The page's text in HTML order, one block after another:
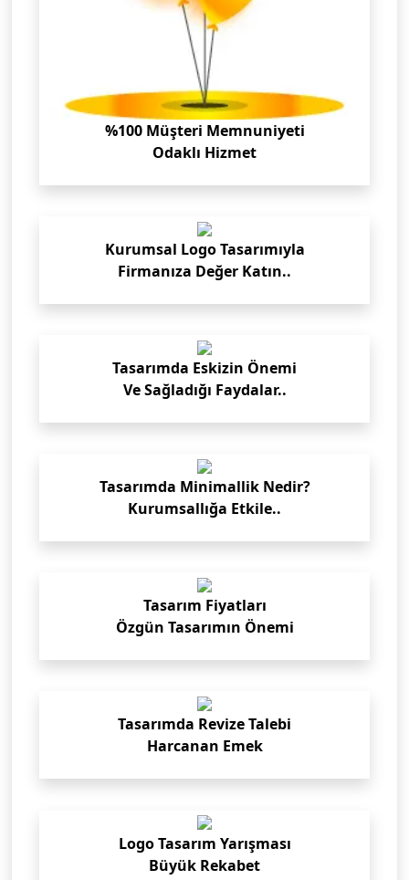
%100 Müşteri Memnuniyeti
Odaklı Hizmet
Kurumsal Logo Tasarımıyla
Firmanıza Değer Katın..
Tasarımda Eskizin Önemi
Ve Sağladığı Faydalar..
Tasarımda Minimallik Nedir?
Kurumsallığa Etkile..
Tasarım Fiyatları
Özgün Tasarımın Önemi
Tasarımda Revize Talebi
Harcanan Emek
Logo Tasarım Yarışması
Büyük Rekabet